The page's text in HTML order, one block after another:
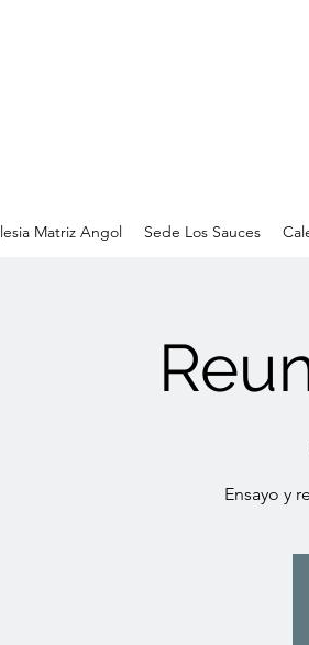
Matriz Angol Sede Los Sauces
Ensayo y